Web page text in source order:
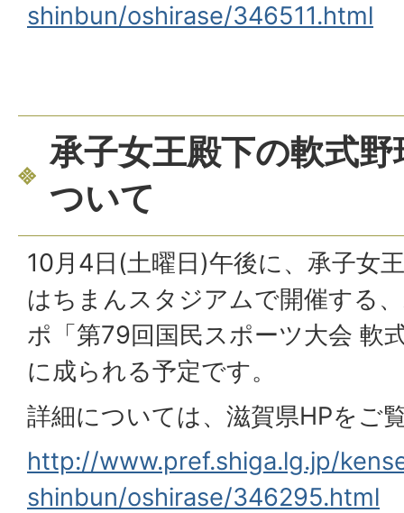
shinbun/oshirase/346511.html
承子女王殿下の軟式
ついて
10月4日(土曜日)午後に、承子女
はちまんスタジアムで開催する
ポ「第79回国民スポーツ大会 軟
に成られる予定です。
詳細については、滋賀県HPをご
http://www.pref.shiga.lg.jp/
shinbun/oshirase/346295.html